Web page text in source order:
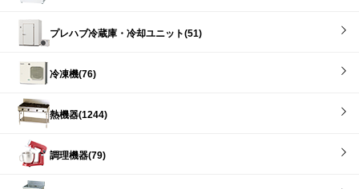
プレハブ冷蔵庫・冷却ユニット(51)
冷凍機(76)
熱機器(1244)
調理機器(79)